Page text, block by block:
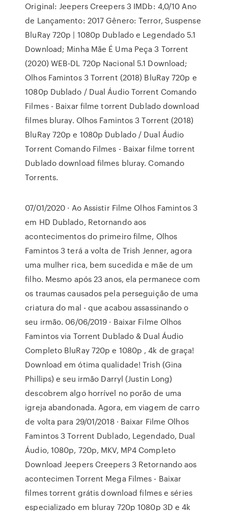
Original: Jeepers Creepers 3 IMDb: 4,0/10 Ano
de Lançamento: 2017 Gênero: Terror, Suspense
BluRay 720p | 1080p Dublado e Legendado 5.1
Download; Minha Mãe É Uma Peça 3 Torrent
(2020) WEB-DL 720p Nacional 5.1 Download;
Olhos Famintos 3 Torrent (2018) BluRay 720p e
1080p Dublado / Dual Áudio Torrent Comando
Filmes - Baixar filme torrent Dublado download
filmes bluray. Olhos Famintos 3 Torrent (2018)
BluRay 720p e 1080p Dublado / Dual Áudio
Torrent Comando Filmes - Baixar filme torrent
Dublado download filmes bluray. Comando
Torrents.
07/01/2020 · Ao Assistir Filme Olhos Famintos 3
em HD Dublado, Retornando aos
acontecimentos do primeiro filme, Olhos
Famintos 3 terá a volta de Trish Jenner, agora
uma mulher rica, bem sucedida e mãe de um
filho. Mesmo após 23 anos, ela permanece com
os traumas causados pela perseguição de uma
criatura do mal - que acabou assassinando o
seu irmão. 06/06/2019 · Baixar Filme Olhos
Famintos via Torrent Dublado & Dual Áudio
Completo BluRay 720p e 1080p , 4k de graça!
Download em ótima qualidade! Trish (Gina
Phillips) e seu irmão Darryl (Justin Long)
descobrem algo horrível no porão de uma
igreja abandonada. Agora, em viagem de carro
de volta para 29/01/2018 · Baixar Filme Olhos
Famintos 3 Torrent Dublado, Legendado, Dual
Áudio, 1080p, 720p, MKV, MP4 Completo
Download Jeepers Creepers 3 Retornando aos
acontecimen Torrent Mega Filmes - Baixar
filmes torrent grátis download filmes e séries
especializado em bluray 720p 1080p 3D e 4k